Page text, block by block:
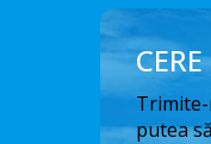
Trimite-
putea